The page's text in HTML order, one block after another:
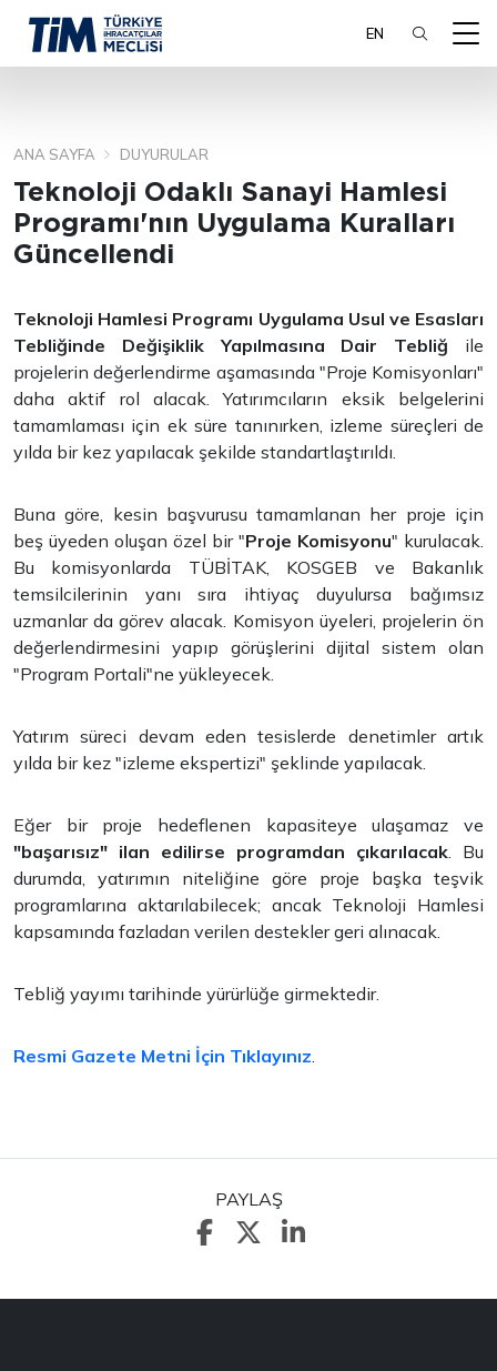
EN
ANA SAYFA DUYURULAR
Teknoloji Odaklı Sanayi Hamlesi
Programı'nın Uygulama Kuralları
Güncellendi
Teknoloji Hamlesi Programı Uygulama Usul ve Esasları
Tebliğinde Değişiklik Yapılmasına Dair Tebliğ ile
projelerin değerlendirme aşamasında "Proje Komisyonları"
daha aktif rol alacak. Yatırımcıların eksik belgelerini
tamamlaması için ek süre tanınırken, izleme süreçleri de
yılda bir kez yapılacak şekilde standartlaştırıldı.
Buna göre, kesin başvurusu tamamlanan her proje için
beş üyeden oluşan özel bir "Proje Komisyonu" kurulacak.
Bu komisyonlarda TÜBİTAK, KOSGEB ve Bakanlık
temsilcilerinin yanı sıra ihtiyaç duyulursa bağımsız
uzmanlar da görev alacak. Komisyon üyeleri, projelerin ön
değerlendirmesini yapıp görüşlerini dijital sistem olan
"Program Portali"ne yükleyecek.
Yatırım süreci devam eden tesislerde denetimler artık
yılda bir kez "izleme ekspertizi" şeklinde yapılacak.
Eğer bir proje hedeflenen kapasiteye ulaşamaz ve
"başarısız" ilan edilirse programdan çıkarılacak. Bu
durumda, yatırımın niteliğine göre proje başka teşvik
programlarına aktarılabilecek; ancak Teknoloji Hamlesi
kapsamında fazladan verilen destekler geri alınacak.
Tebliğ yayımı tarihinde yürürlüğe girmektedir.
Resmi Gazete Metni İçin Tıklayınız.
PAYLAŞ